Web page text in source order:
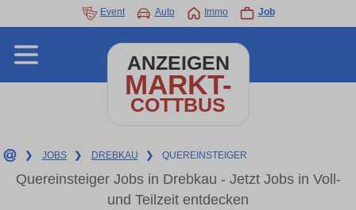
Event Auto Immo Job
ANZEIGEN
MARKT-
COTTBUS
❯ JOBS ❯ DREBKAU ❯ QUEREINSTEIGER
Quereinsteiger Jobs in Drebkau - Jetzt Jobs in Voll-
und Teilzeit entdecken